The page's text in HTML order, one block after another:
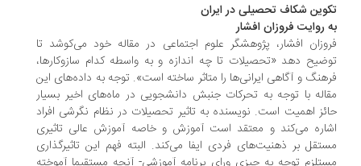
تکوین شکاف تحصیلی در ایران
به روایت فروزان افشار
فروزان افشار، پژوهشگر علوم اجتماعی در مقاله خود می‌کوشد تا
توضیح دهد «تحصیلات تا چه اندازه و به واسطه کدام سازوکارها،
فرهنگ و آگاهی ایرانی‌ها را متاثر ساخته است». توجه به داده‌های این
مقاله با توجه به تحرکات جنبش دانشجویی در ماه‌های اخیر بسیار
حائز اهمیت است. نویسنده به تاثیر تحصیلات در نظام نگرشی افراد
اشاره می‌کند و معتقد است آموزش و خاصه آموزش عالی تاثیری
مستقل بر ذهنیت‌های فردی ایفا می‌کند. البته فهم این تاثیرگذاری